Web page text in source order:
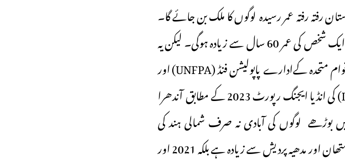
رفتہ رفتہ عمر رسیدہ لوگوں کا ملک بن جائے گا۔
اندیشہ ہے کہ سال 2050 تک ہر پانچ میں سے ایک شخص کی عمر 60 سال سے زیادہ ہوگی۔ لیکن یہ
تناسب جنوبی ہند میں زیادہ تشویشناک ہوگا۔ اقوام متحدہ کےادارے پاپولیشن فنڈ (UNFPA) اور
انٹرنیشنل انسٹی ٹیوٹ فار پاپولیشن سائنسز (IIPS) کی انڈیا ایجنگ رپورٹ 2023 کے مطابق آندھرا
میں بوڑھے لوگوں کی آبادی نہ صرف شمالی ہند کی
ریاستوں جیسے اتر پردیش ،بہار ، جھارکھنڈ، راجستھان اور مدھیہ پردیش سے زیادہ ہے بلکہ 2021 اور